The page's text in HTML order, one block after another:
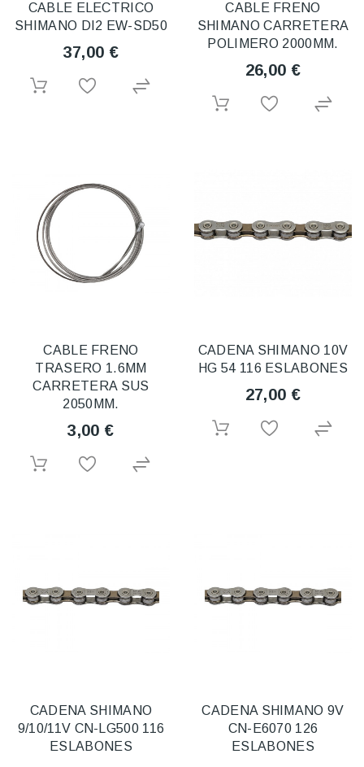
CABLE ELECTRICO
SHIMANO DI2 EW-SD50
37,00 €
CABLE FRENO
SHIMANO CARRETERA
POLIMERO 2000MM.
26,00 €
CABLE FRENO
TRASERO 1.6MM
CARRETERA SUS
2050MM.
3,00 €
CADENA SHIMANO 10V
HG 54 116 ESLABONES
27,00 €
CADENA SHIMANO
9/10/11V CN-LG500 116
ESLABONES
CADENA SHIMANO 9V
CN-E6070 126
ESLABONES